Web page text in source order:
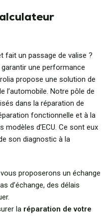
fait un passage de valise ?
garantir une performance
propose une solution de
l’automobile. Notre pôle de
dans la réparation de
fonctionnelle et à la
d’ECU. Ce sont eux
son diagnostic à la
proposerons un échange
d’échange, des délais
la réparation de votre